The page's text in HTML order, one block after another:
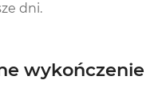
dni.
wykończenie